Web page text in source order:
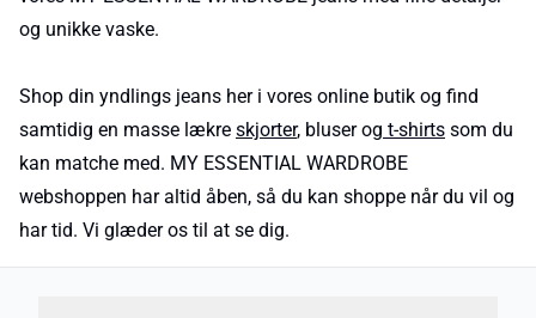
og unikke vaske.
Shop din yndlings jeans her i vores online butik og find
samtidig en masse lækre skjorter, bluser og t-shirts som du
kan matche med. MY ESSENTIAL WARDROBE
webshoppen har altid åben, så du kan shoppe når du vil og
har tid. Vi glæder os til at se dig.